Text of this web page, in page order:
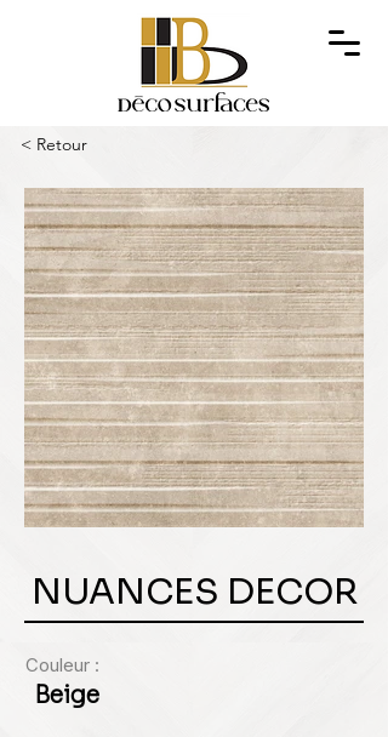
< Retour
NUANCES DECOR
Couleur :
Beige